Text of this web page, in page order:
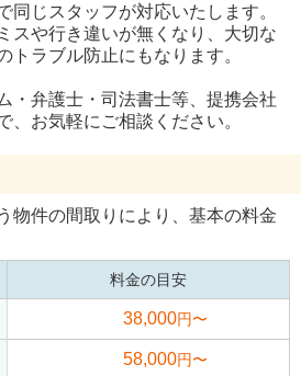
同じスタッフが対応いたします。
スや行き違いが無くなり、大切な
トラブル防止にもなります。
・弁護士・司法書士等、提携会社
、お気軽にご相談ください。
物件の間取りにより、基本の料金
料金の目安
38,000円〜
58,000円〜